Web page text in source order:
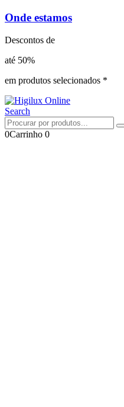
Onde estamos
Descontos de
até 50%
em produtos selecionados *
Search
0Carrinho 0